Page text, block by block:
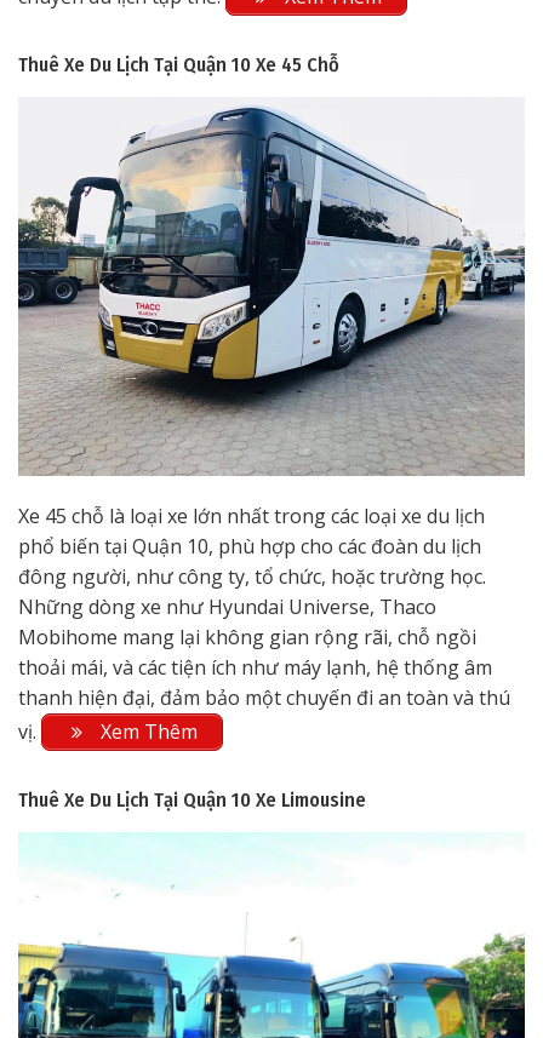
Thuê Xe Du Lịch Tại Quận 10 Xe 45 Chỗ
Xe 45 chỗ là loại xe lớn nhất trong các loại xe du lịch
phổ biến tại Quận 10, phù hợp cho các đoàn du lịch
đông người, như công ty, tổ chức, hoặc trường học.
Những dòng xe như Hyundai Universe, Thaco
Mobihome mang lại không gian rộng rãi, chỗ ngồi
thoải mái, và các tiện ích như máy lạnh, hệ thống âm
thanh hiện đại, đảm bảo một chuyến đi an toàn và thú
vị.
Xem Thêm
Thuê Xe Du Lịch Tại Quận 10 Xe Limousine